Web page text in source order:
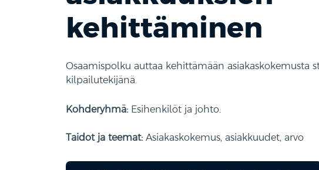
kehittäminen
Osaamispolku auttaa kehittämään asiakaskokemusta
kilpailutekijänä.
Kohderyhmä: Esihenkilöt ja johto
Taidot ja teemat: Asiakaskokemus, asiakkuudet, arvo